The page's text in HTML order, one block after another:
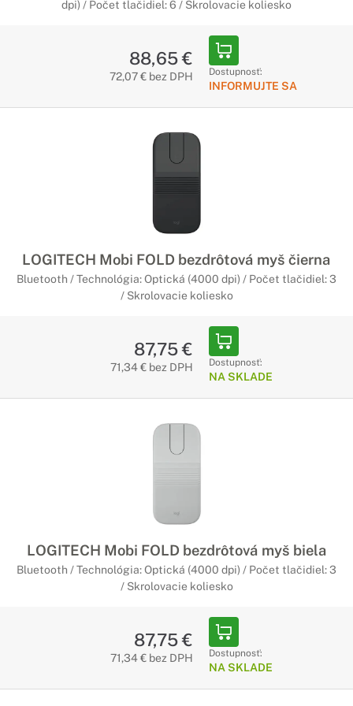
dpi) / Počet tlačidiel: 6 / Skrolovacie koliesko
88,65 €
72,07 € bez DPH Dostupnosť:
INFORMUJTE SA
LOGITECH Mobi FOLD bezdrôtová myš čierna
Bluetooth / Technológia: Optická (4000 dpi) / Počet tlačidiel: 3
/ Skrolovacie koliesko
87,75 €
71,34 € bez DPH Dostupnosť:
NA SKLADE
LOGITECH Mobi FOLD bezdrôtová myš biela
Bluetooth / Technológia: Optická (4000 dpi) / Počet tlačidiel: 3
/ Skrolovacie koliesko
87,75 €
71,34 € bez DPH Dostupnosť:
NA SKLADE